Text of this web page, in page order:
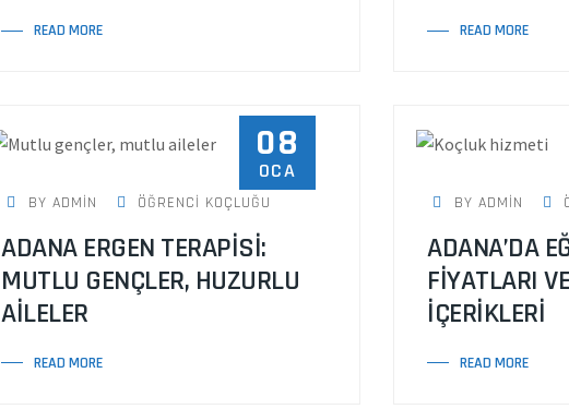
READ MORE READ MORE
08
OCA
BY ADMIN ÖĞRENCI KOÇLUĞU
ADANA ERGEN TERAPİSİ:
MUTLU GENÇLER, HUZURLU
AİLELER
READ MORE
BY ADMIN
ADANA’DA
FİYATLARI
İÇERİKLERİ
READ MORE